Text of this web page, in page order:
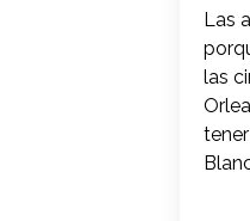
Las
las